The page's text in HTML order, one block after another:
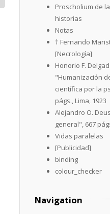
Proscholium de
historias
Notas
† Fernando
[Necrología]
Honorio F.
"Humanización
científica por la
págs., Lima, 1923
Alejandro O.
general", 667
Vidas paralelas
[Publicidad]
binding
colour_checker
Navigation